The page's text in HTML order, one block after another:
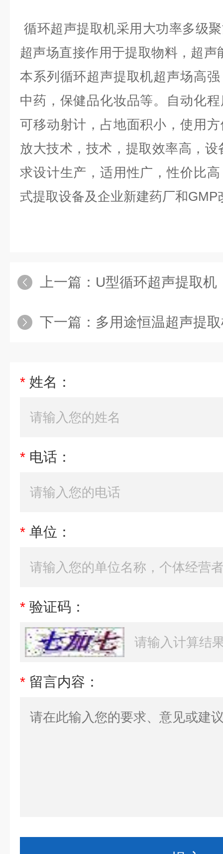
循环超声提取机采用大功率多级
超声场直接作用于提取物料，超
本系列循环超声提取机超声场高
中药，保健品化妆品等。自动化
可移动射计，占地面积小，使用
放大技术，技术，提取效率高，设
求设计生产，适用性广，性价比
式提取设备及企业新建药厂和GMP
上一篇： U型循环超声提取机
下一篇： 多用途恒温超声提
* 姓名：
* 电话：
* 单位：
* 验证码：
* 留言内容：